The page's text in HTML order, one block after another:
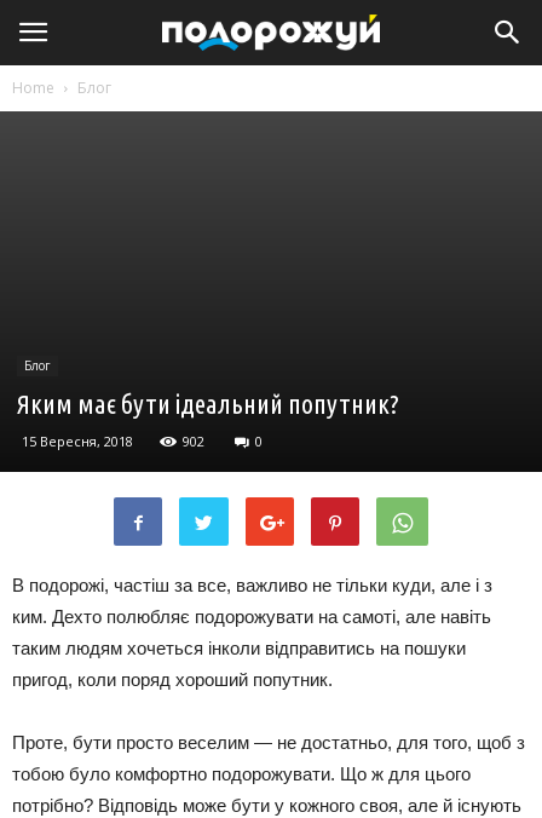
Home Блог
Блог
Яким має бути ідеальний попутник?
15 Вересня, 2018 902 0
В подорожі, частіш за все, важливо не тільки куди, але і з
ким. Дехто полюбляє подорожувати на самоті, але навіть
таким людям хочеться інколи відправитись на пошуки
пригод, коли поряд хороший попутник.
Проте, бути просто веселим — не достатньо, для того, щоб з
тобою було комфортно подорожувати. Що ж для цього
потрібно? Відповідь може бути у кожного своя, але й існують